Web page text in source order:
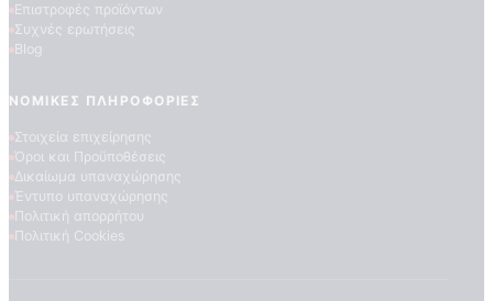
Επιστροφές προϊόντων
Συχνές ερωτήσεις
Blog
ΝΟΜΙΚΈΣ ΠΛΗΡΟΦΟΡΊΕΣ
Στοιχεία επιχείρησης
Όροι και Προϋποθέσεις
Δικαίωμα υπαναχώρησης
Έντυπο υπαναχώρησης
Πολιτική απορρήτου
Πολιτική Cookies